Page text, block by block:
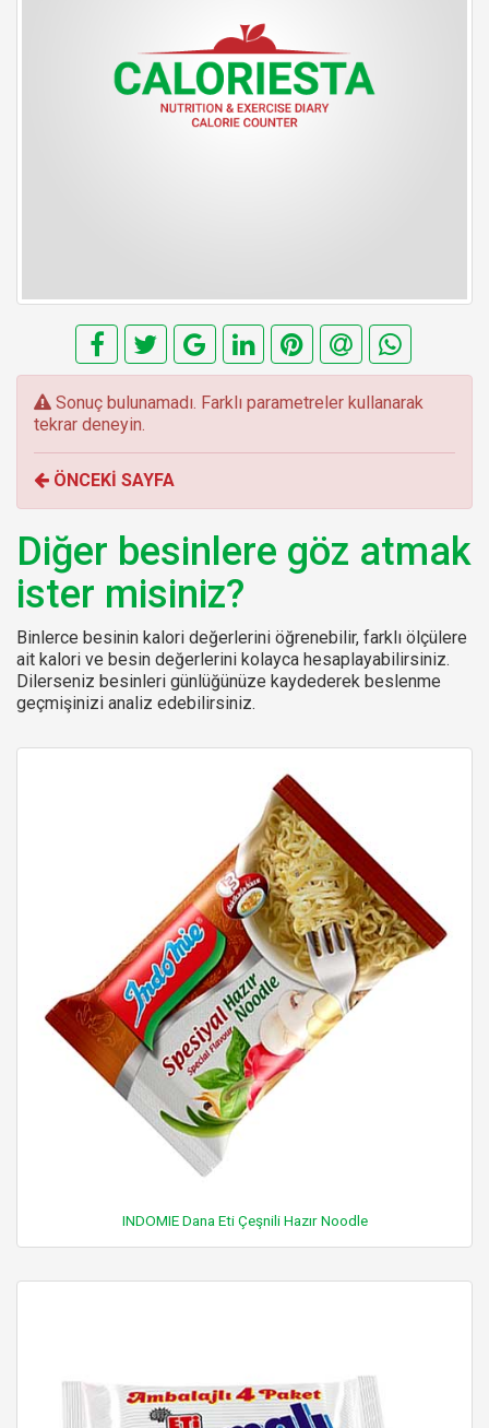
E
r
o
r
:
Sonuç bulunamadı. Farklı parametreler kullanarak
tekrar deneyin.
ÖNCEKİ SAYFA
Diğer besinlere göz atmak
ister misiniz?
Binlerce besinin kalori değerlerini öğrenebilir, farklı ölçülere
ait kalori ve besin değerlerini kolayca hesaplayabilirsiniz.
Dilerseniz besinleri günlüğünüze kaydederek beslenme
geçmişinizi analiz edebilirsiniz.
INDOMIE Dana Eti Çeşnili Hazır Noodle